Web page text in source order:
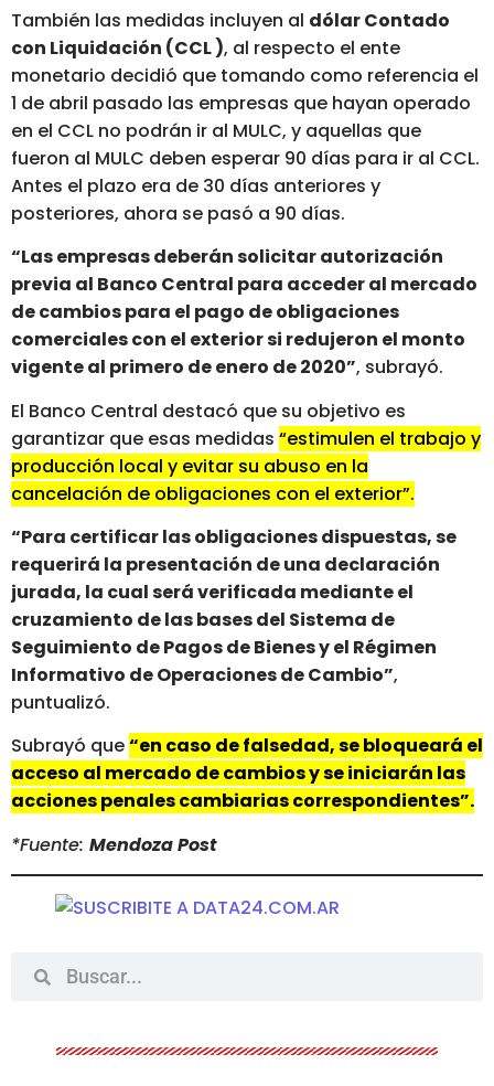
También las medidas incluyen al dólar Contado
con Liquidación (CCL ), al respecto el ente
monetario decidió que tomando como referencia el
1 de abril pasado las empresas que hayan operado
en el CCL no podrán ir al MULC, y aquellas que
fueron al MULC deben esperar 90 días para ir al CCL.
Antes el plazo era de 30 días anteriores y
posteriores, ahora se pasó a 90 días.
“Las empresas deberán solicitar autorización
previa al Banco Central para acceder al mercado
de cambios para el pago de obligaciones
comerciales con el exterior si redujeron el monto
vigente al primero de enero de 2020”, subrayó.
El Banco Central destacó que su objetivo es
garantizar que esas medidas “estimulen el trabajo y
producción local y evitar su abuso en la
cancelación de obligaciones con el exterior”.
“Para certificar las obligaciones dispuestas, se
requerirá la presentación de una declaración
jurada, la cual será verificada mediante el
cruzamiento de las bases del Sistema de
Seguimiento de Pagos de Bienes y el Régimen
Informativo de Operaciones de Cambio”,
puntualizó.
Subrayó que“en caso de falsedad, se bloqueará el
acceso al mercado de cambios y se iniciarán las
acciones penales cambiarias correspondientes”.
*Fuente: Mendoza Post